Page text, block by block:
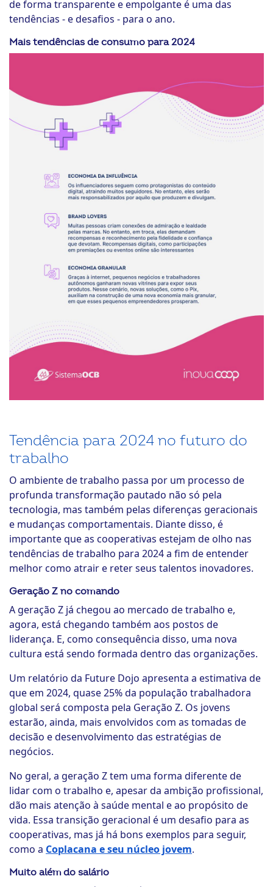
de forma transparente e empolgante é uma das
tendências - e desafios - para o ano.
Mais tendências de consumo para 2024
Tendência para 2024 no futuro do
trabalho
O ambiente de trabalho passa por um processo de
profunda transformação pautado não só pela
tecnologia, mas também pelas diferenças geracionais
e mudanças comportamentais. Diante disso, é
importante que as cooperativas estejam de olho nas
tendências de trabalho para 2024 a fim de entender
melhor como atrair e reter seus talentos inovadores.
Geração Z no comando
A geração Z já chegou ao mercado de trabalho e,
agora, está chegando também aos postos de
liderança. E, como consequência disso, uma nova
cultura está sendo formada dentro das organizações.
Um relatório da Future Dojo apresenta a estimativa de
que em 2024, quase 25% da população trabalhadora
global será composta pela Geração Z. Os jovens
estarão, ainda, mais envolvidos com as tomadas de
decisão e desenvolvimento das estratégias de
negócios.
No geral, a geração Z tem uma forma diferente de
lidar com o trabalho e, apesar da ambição profissional,
dão mais atenção à saúde mental e ao propósito de
vida. Essa transição geracional é um desafio para as
cooperativas, mas já há bons exemplos para seguir,
como a Coplacana e seu núcleo jovem.
Muito além do salário